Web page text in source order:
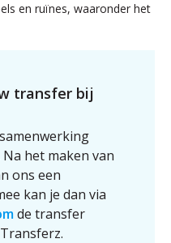
en ruïnes, waaronder het
transfer bij
het maken van
ons een
kan je dan via
de transfer